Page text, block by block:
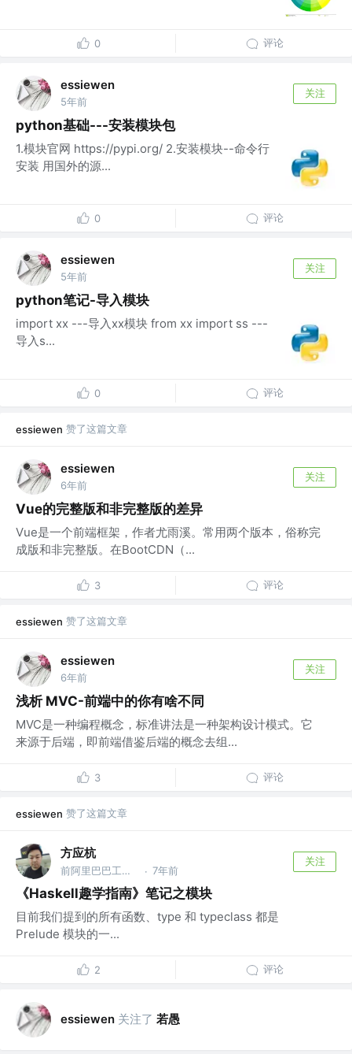
0 评论
essiewen
5年前
关注
python基础---安装模块包
1.模块官网 https://pypi.org/ 2.安装模块--命令行
安装 用国外的源...
0 评论
essiewen
5年前
关注
python笔记-导入模块
import xx ---导入xx模块 from xx import ss ---
导入s...
0 评论
essiewen 赞了这篇文章
essiewen
6年前
关注
Vue的完整版和非完整版的差异
Vue是一个前端框架，作者尤雨溪。常用两个版本，俗称完
成版和非完整版。在BootCDN（...
3 评论
essiewen 赞了这篇文章
essiewen
6年前
关注
浅析 MVC-前端中的你有啥不同
MVC是一种编程概念，标准讲法是一种架构设计模式。它
来源于后端，即前端借鉴后端的概念去组...
3 评论
essiewen 赞了这篇文章
方应杭
前阿里巴巴工程师，前腾讯工程师 · 7年前
关注
《Haskell趣学指南》笔记之模块
目前我们提到的所有函数、type 和 typeclass 都是
Prelude 模块的一...
2 评论
essiewen 关注了 若愚